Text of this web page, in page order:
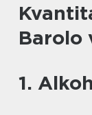
Barolo
1.